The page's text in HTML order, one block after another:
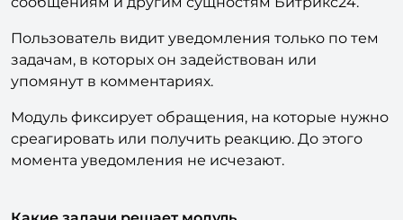
на вопросы коллег по задачам, сделкам,
сообщениям и другим сущностям Битрикс24.
Пользователь видит уведомления только по тем
задачам, в которых он задействован или
упомянут в комментариях.
Модуль фиксирует обращения, на которые нужно
среагировать или получить реакцию. До этого